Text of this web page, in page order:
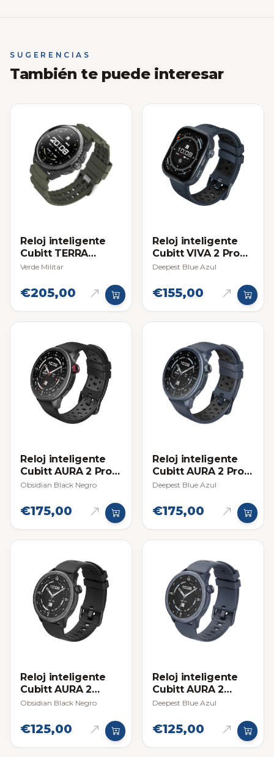
SUGERENCIAS
También te puede interesar
Reloj inteligente
Cubitt TERRA
Smartwatch
Verde Militar
€205,00
Reloj inteligente
Cubitt VIVA 2 Pro
Smartwatch
Deepest Blue Azul
€155,00
Reloj inteligente
Cubitt AURA 2 Pro
Smartwatch
Obsidian Black Negro
€175,00
Reloj inteligente
Cubitt AURA 2 Pro
Smartwatch
Deepest Blue Azul
€175,00
Reloj inteligente
Cubitt AURA 2
Smartwatch
Obsidian Black Negro
€125,00
Reloj inteligente
Cubitt AURA 2
Smartwatch
Deepest Blue Azul
€125,00